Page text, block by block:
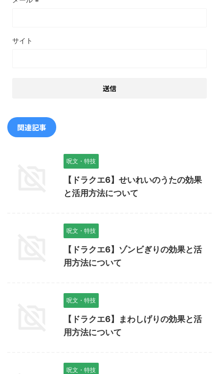
サイト
関連記事
呪文・特技
【ドラクエ6】せいれいのうたの効果
と活用方法について
呪文・特技
【ドラクエ6】ゾンビぎりの効果と活
用方法について
呪文・特技
【ドラクエ6】まわしげりの効果と活
用方法について
呪文・特技